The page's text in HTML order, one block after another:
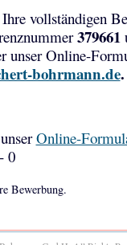
vollständigen
379661
unser Online-
bohrmann.de.
Online-
0
Bewerbung.